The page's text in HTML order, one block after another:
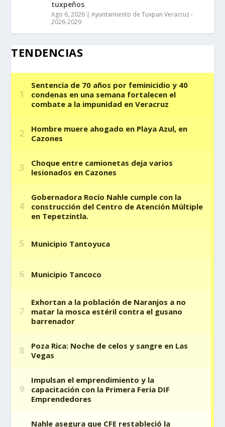
tuxpeños
Ago 6, 2026 |Ayuntamiento de Tuxpan Veracruz -
2026-2029
TENDENCIAS